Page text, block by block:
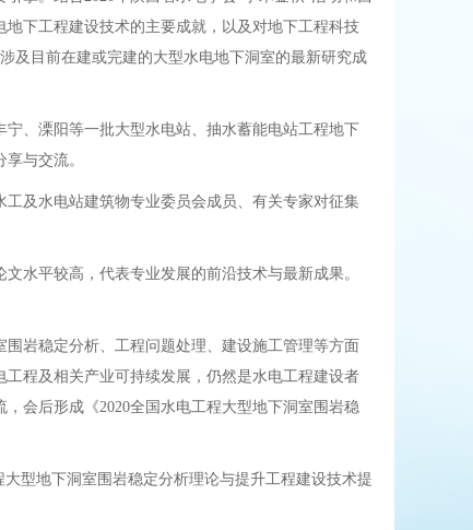
下工程建设技术的主要成就，以及对地下工程科技
及目前在建或完建的大型水电地下洞室的最新研究成
、溧阳等一批大型水电站、抽水蓄能电站工程地下
与交流。
及水电站建筑物专业委员会成员、有关专家对征集
水平较高，代表专业发展的前沿技术与最新成果。
岩稳定分析、工程问题处理、建设施工管理等方面
程及相关产业可持续发展，仍然是水电工程建设者
会后形成《2020全国水电工程大型地下洞室围岩稳
型地下洞室围岩稳定分析理论与提升工程建设技术提